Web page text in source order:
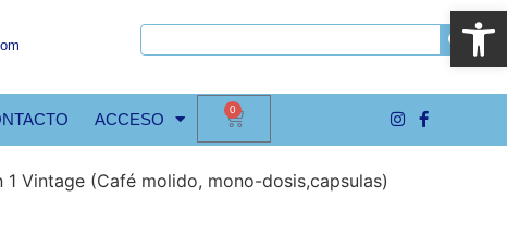
Abrir
ACCESO
0
Vintage (Café molido, mono-dosis,capsulas)